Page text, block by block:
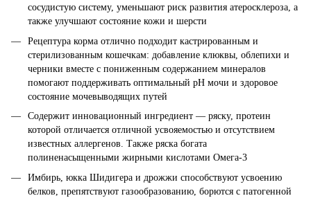
сосудистую систему, уменьшают риск развития атеросклероза, а
также улучшают состояние кожи и шерсти
Рецептура корма отлично подходит кастрированным и
стерилизованным кошечкам: добавление клюквы, облепихи и
черники вместе с пониженным содержанием минералов
помогают поддерживать оптимальный pH мочи и здоровое
состояние мочевыводящих путей
Содержит инновационный ингредиент — ряску, протеин
которой отличается отличной усвояемостью и отсутствием
известных аллергенов. Также ряска богата
полиненасыщенными жирными кислотами Омега-3
Имбирь, юкка Шидигера и дрожжи способствуют усвоению
белков, препятствуют газообразованию, борются с патогенной